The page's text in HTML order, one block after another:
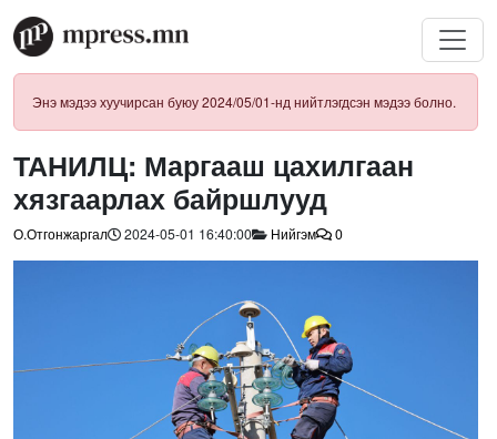
Энэ мэдээ хуучирсан буюу 2024/05/01-нд нийтлэгдсэн мэдээ болно.
ТАНИЛЦ: Маргааш цахилгаан
хязгаарлах байршлууд
О.Отгонжаргал 2024-05-01 16:40:00 Нийгэм 0